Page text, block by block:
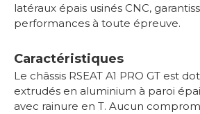
latéraux épais usinés CNC,
performances à toute épreuve.
Caractéristiques
Le châssis RSEAT A1 PRO GT est
extrudés en aluminium à paroi
avec rainure en T. Aucun